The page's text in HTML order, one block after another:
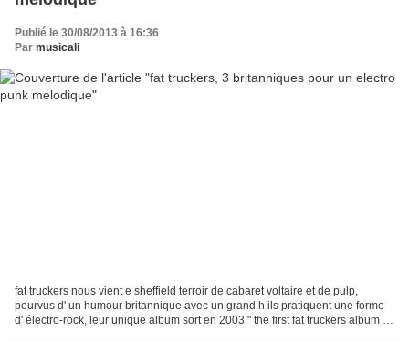
Publié le 30/08/2013 à 16:36
Par musicali
fat truckers nous vient e sheffield terroir de cabaret voltaire et de pulp,
pourvus d' un humour britannique avec un grand h ils pratiquent une forme
d' électro-rock, leur unique album sort en 2003 " the first fat truckers album is